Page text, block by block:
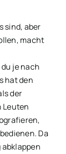
sind, aber
macht
je nach
hat den
der
Leuten
Da